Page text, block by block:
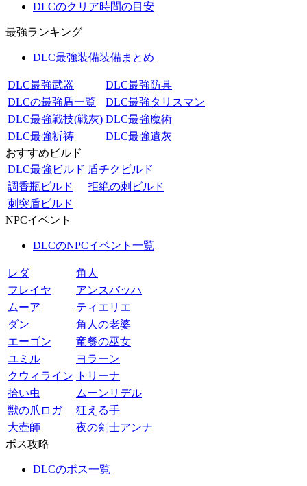
DLCのクリア時間の目安
最強ランキング
DLC最強装備装備まとめ
DLC最強武器
DLC最強防具
DLCの最強盾一覧
DLC最強タリスマン
DLC最強戦技(戦灰) DLC最強魔術
DLC最強祈祷
DLC最強遺灰
おすすめビルド
DLC最強ビルド 盾チクビルド
調香瓶ビルド
拒絶の刺ビルド
刺突盾ビルド
NPCイベント
DLCのNPCイベント一覧
レダ
角人
フレイヤ
アンスバッハ
ムーア
ティエリエ
ダン
角人の老婆
エーゴン
竜餐の巫女
ユミル
ヨラーン
クウィライン
トリーナ
拾い虫
ムーンリデル
獣の爪ロガ
狂える手
大壺師
夜の剣士アンナ
ボス攻略
DLCのボス一覧